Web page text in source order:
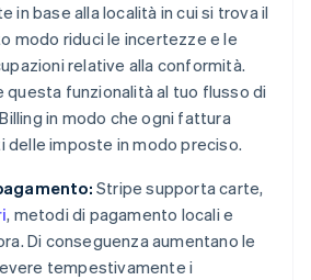
in base alla località in cui si trova il
modo riduci le incertezze e le
relative alla conformità.
questa funzionalità al tuo flusso di
in modo che ogni fattura
delle imposte in modo preciso.
Stripe supporta carte,
, metodi di pagamento locali e
Di conseguenza aumentano le
tempestivamente i